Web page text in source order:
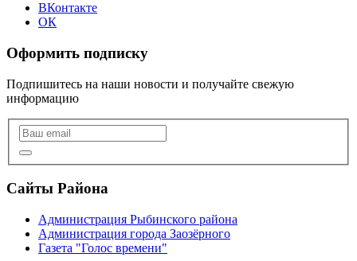
ВКонтакте
ОК
Оформить подписку
Подпишитесь на наши новости и получайте свежую
информацию
Сайты Района
Администрация Рыбинского района
Администрация города Заозёрного
Газета "Голос времени"